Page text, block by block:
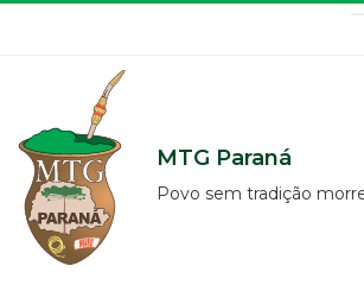
MTG Paraná
Povo sem tradição